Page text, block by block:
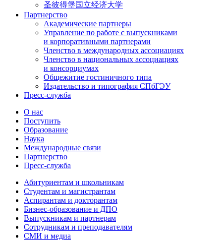
圣彼得堡国立经济大学
Партнерство
Академические партнеры
Управление по работе с выпускниками
и корпоративными партнерами
Членство в международных ассоциациях
Членство в национальных ассоциациях
и консорциумах
Общежитие гостиничного типа
Издательство и типография СПбГЭУ
Пресс-служба
О нас
Поступить
Образование
Наука
Международные связи
Партнерство
Пресс-служба
Абитуриентам и школьникам
Студентам и магистрантам
Аспирантам и докторантам
Бизнес-образование и ДПО
Выпускникам и партнерам
Сотрудникам и преподавателям
СМИ и медиа